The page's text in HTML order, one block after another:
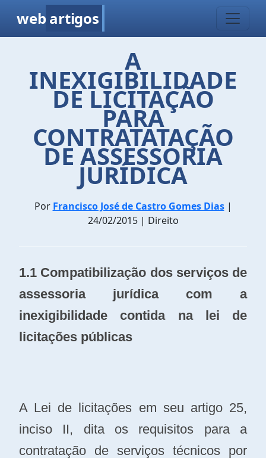
web artigos
A
INEXIGIBILIDADE
DE LICITAÇÃO
PARA
CONTRATATAÇÃO
DE ASSESSORIA
JURÍDICA
Por Francisco José de Castro Gomes Dias|
24/02/2015 | Direito
1.1 Compatibilização dos serviços de
assessoria jurídica com a
inexigibilidade contida na lei de
licitações públicas
A Lei de licitações em seu artigo 25,
inciso II, dita os requisitos para a
contratação de serviços técnicos por